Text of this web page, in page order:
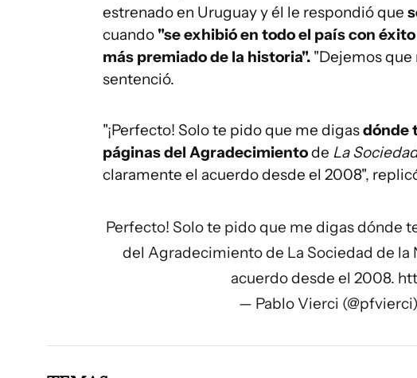
estrenado en Uruguay y él le respondió que
cuando "se exhibió en todo el país con
más premiado de la historia". "Dejemos que
sentenció.
"¡Perfecto! Solo te pido que me digasdónde
páginas del Agradecimientode La
claramente el acuerdo desde el 2008",
Perfecto! Solo te pido que me digas dónde
del Agradecimiento de La Sociedad de la
acuerdo desde el 2008.
— Pablo Vierci (@pfvierci)